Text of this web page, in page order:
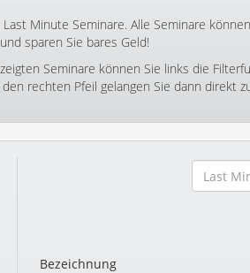
Minute Seminare. Alle Seminare
sparen Sie bares Geld!
Seminare können Sie links die
rechten Pfeil gelangen Sie dann direkt
Bezeichnung